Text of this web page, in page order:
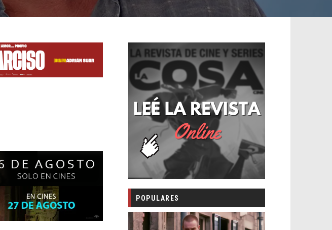
POPULARES